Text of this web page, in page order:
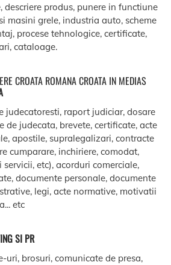
descriere produs, punere in functiune
masini grele, industria auto, scheme
procese tehnologice, certificate,
cataloage.
CROATA ROMANA CROATA IN MEDIAS
judecatoresti, raport judiciar, dosare
de judecata, brevete, certificate, acte
apostile, supralegalizari, contracte
cumparare, inchiriere, comodat,
servicii, etc), acorduri comerciale,
documente personale, documente
legi, acte normative, motivatii
etc
SI PR
uri, brosuri, comunicate de presa,